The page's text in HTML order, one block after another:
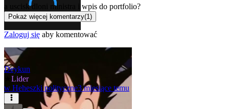
a uscisk dloni ministra i wpis do portfolio?
Pokaż więcej komentarzy(1 )
Zaloguj się aby komentować
Deykun
Lider
w Heheszki polityczne3 miesiące temu